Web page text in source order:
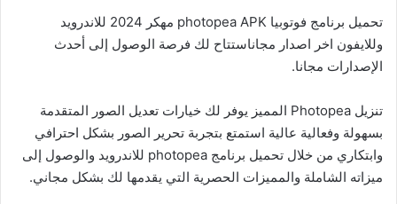
تحميل برنامج فوتوبيا photopea APK مهكر 2024 للاندرويد
وللايفون اخر اصدار مجاناستتاح لك فرصة الوصول إلى أحدث
الإصدارات مجانا.
تنزيل Photopea المميز يوفر لك خيارات تعديل الصور المتقدمة
بسهولة وفعالية عالية استمتع بتجربة تحرير الصور بشكل احترافي
وابتكاري من خلال تحميل برنامج photopea للاندرويد والوصول إلى
ميزاته الشاملة والمميزات الحصرية التي يقدمها لك بشكل مجاني.